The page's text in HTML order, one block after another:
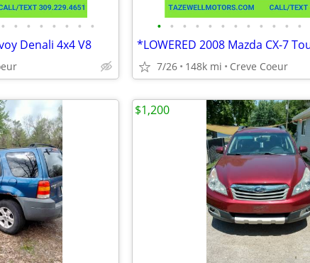
• • • • • • • •
Denali 4x4 V8
• • • • • • • • • • • •
7/26 148k mi Creve Coeur
$1,200